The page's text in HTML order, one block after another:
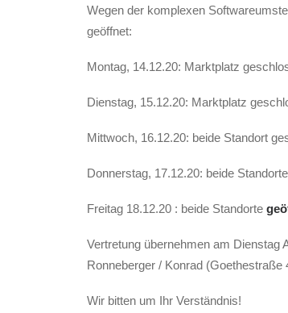
Wegen der komplexen
geöffnet:
Montag, 14.12.20: Marktplatz
Dienstag, 15.12.20: Marktplatz
Mittwoch, 16.12.20: beide Standort
Donnerstag, 17.12.20: beide
Freitag 18.12.20 : beide Standorte
Vertretung übernehmen am Dienstag
Ronneberger / Konrad (Goethestraße
Wir bitten um Ihr Verständnis!